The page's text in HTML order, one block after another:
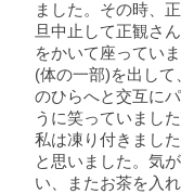
ました。その時、
旦中止して正観さ
をかいて座ってい
(体の一部)を出し
のひらへと交互に
うに笑っていました
私は凍り付きまし
と思いました。気
い、またお茶を入